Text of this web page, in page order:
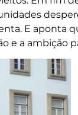
E aponta
e a ambição